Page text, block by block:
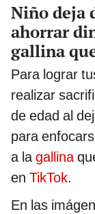
Niño deja
ahorrar
gallina
Para lograr
realizar
de edad al
para
a lagallina
en TikTok.
En las